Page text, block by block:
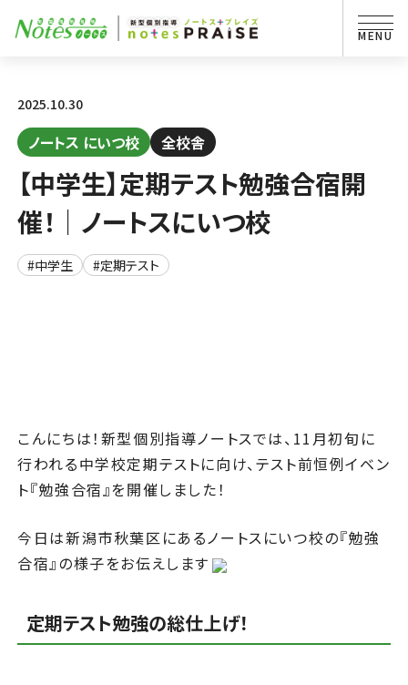
2025.10.30
ノートス にいつ校 全校舎
【中学生】定期テスト勉強合宿開
催！｜ノートスにいつ校
#中学生 #定期テスト
こんにちは！新型個別指導ノートスでは、11月初旬に
行われる中学校定期テストに向け、テスト前恒例イベン
ト『勉強合宿』を開催しました！
今日は新潟市秋葉区にあるノートスにいつ校の『勉強
合宿』の様子をお伝えします
定期テスト勉強の総仕上げ！